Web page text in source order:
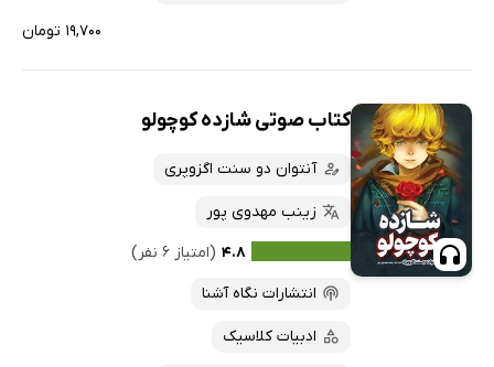
۱۹,۷۰۰ تومان
کتاب صوتی شازده کوچولو
آنتوان دو سنت اگزوپری
زینب مهدوی پور
۴.۸ (امتیاز ۶ نفر)
انتشارات نگاه آشنا
ادبیات کلاسیک